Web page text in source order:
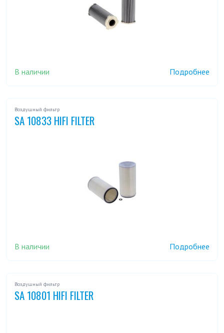
В наличии Подробнее
Воздушный фильтр
SA 10833 HIFI FILTER
В наличии Подробнее
Воздушный фильтр
SA 10801 HIFI FILTER